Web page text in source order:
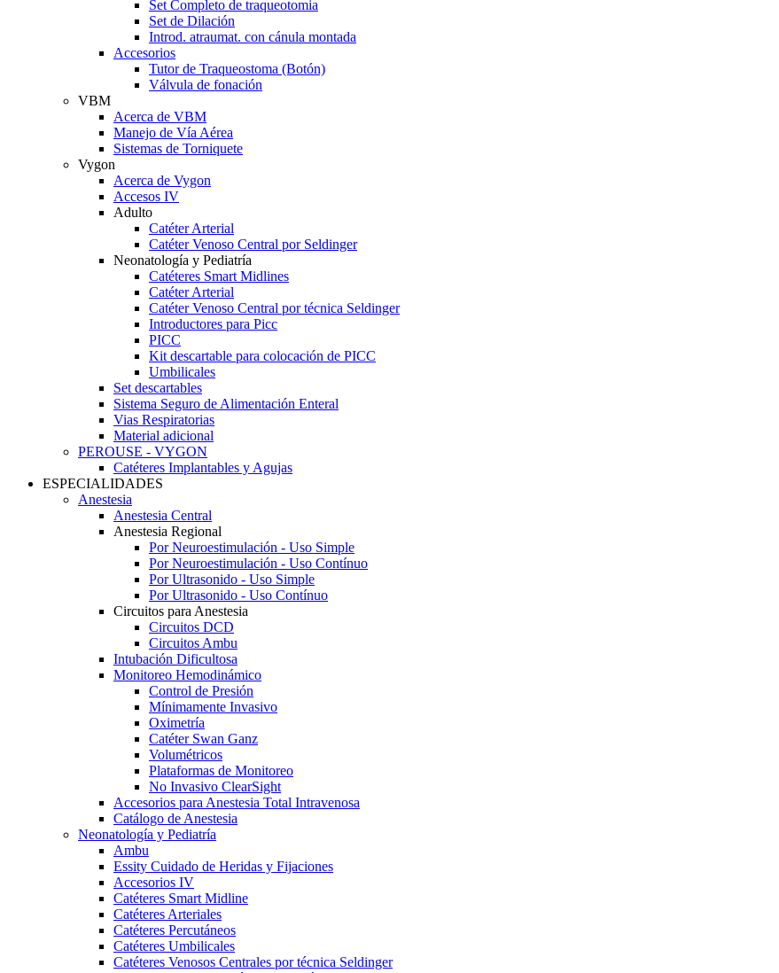
Set Completo de traqueotomia
Set de Dilación
Introd. atraumat. con cánula montada
Accesorios
Tutor de Traqueostoma (Botón)
Válvula de fonación
VBM
Acerca de VBM
Manejo de Vía Aérea
Sistemas de Torniquete
Vygon
Acerca de Vygon
Accesos IV
Adulto
Catéter Arterial
Catéter Venoso Central por Seldinger
Neonatología y Pediatría
Catéteres Smart Midlines
Catéter Arterial
Catéter Venoso Central por técnica Seldinger
Introductores para Picc
PICC
Kit descartable para colocación de PICC
Umbilicales
Set descartables
Sistema Seguro de Alimentación Enteral
Vias Respiratorias
Material adicional
PEROUSE - VYGON
Catéteres Implantables y Agujas
ESPECIALIDADES
Anestesia
Anestesia Central
Anestesia Regional
Por Neuroestimulación - Uso Simple
Por Neuroestimulación - Uso Contínuo
Por Ultrasonido - Uso Simple
Por Ultrasonido - Uso Contínuo
Circuitos para Anestesia
Circuitos DCD
Circuitos Ambu
Intubación Dificultosa
Monitoreo Hemodinámico
Control de Presión
Mínimamente Invasivo
Oximetría
Catéter Swan Ganz
Volumétricos
Plataformas de Monitoreo
No Invasivo ClearSight
Accesorios para Anestesia Total Intravenosa
Catálogo de Anestesia
Neonatología y Pediatría
Ambu
Essity Cuidado de Heridas y Fijaciones
Accesorios IV
Catéteres Smart Midline
Catéteres Arteriales
Catéteres Percutáneos
Catéteres Umbilicales
Catéteres Venosos Centrales por técnica Seldinger